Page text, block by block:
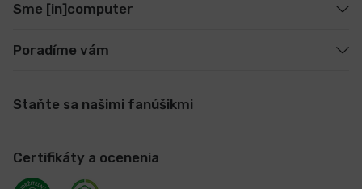
Sme [in]computer
Poradíme vám
Staňte sa našimi fanúšikmi
Certifikáty a ocenenia